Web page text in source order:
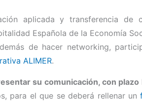
aplicada y transferencia
Española de la Economía
de hacer networking,
ALIMER.
su comunicación, con
para el que se deberá rellenar un